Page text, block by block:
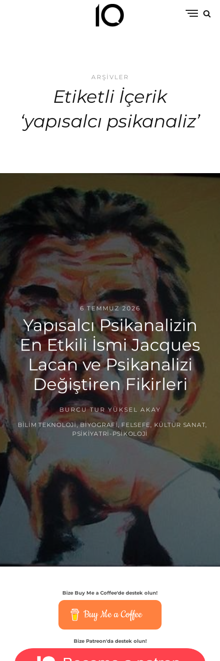
ARŞIVLER
Etiketli İçerik
‘yapısalcı psikanaliz’
6 TEMMUZ 2026
Yapısalcı Psikanalizin
En Etkili İsmi Jacques
Lacan ve Psikanalizi
Değiştiren Fikirleri
BURCU TUR YÜKSEL AKAY
BILIM TEKNOLOJI,BIYOGRAFI FELSEFE KÜLTÜR SANAT
PSIKIYATRI-PSIKOLOJI
Bize Buy Me a Coffee'de destek olun!
Buy Me a Coffee
Bize Patreon'da destek olun!